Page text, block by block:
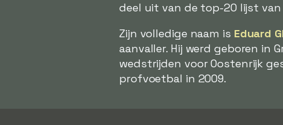
deel uit van de top-20 lijst
Zijn volledige naam is Eduard
aanvaller. Hij werd geboren in
wedstrijden voor Oostenrijk
profvoetbal in 2009.